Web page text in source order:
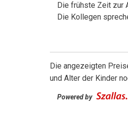
Die frühste Zeit zur
Die Kollegen
Die angezeigten
und Alter der Kinder
Powered by